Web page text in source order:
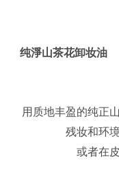
纯淨山茶花卸妆
用质地丰盈的纯正
残妆和环
或者在